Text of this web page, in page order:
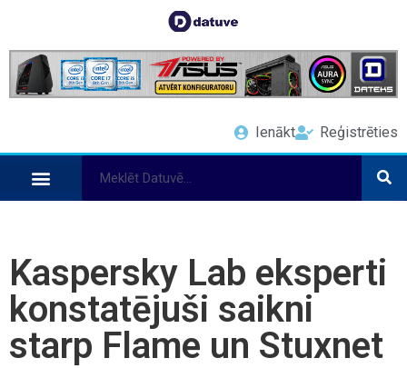
Ienākt Reģistrēties
Kaspersky Lab eksperti
konstatējuši saikni
starp Flame un Stuxnet